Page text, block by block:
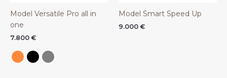
Model Versatile Pro all in
one
7.800 €
Model Smart Speed Up
9.000 €